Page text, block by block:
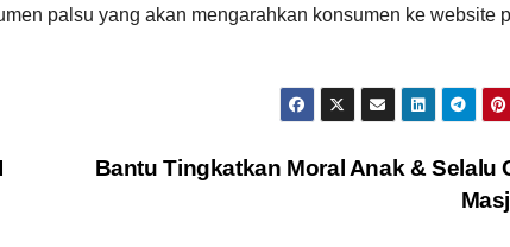
palsu yang akan mengarahkan konsumen ke website
Bantu Tingkatkan Moral Anak & Selalu